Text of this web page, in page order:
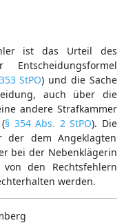
ist das Urteil des
StPO) und die Sache
auch über die
andere Strafkammer
§ 354 Abs. 2 StPO). Die
der dem Angeklagten
bei der Nebenklägerin
den Rechtsfehlern
werden.